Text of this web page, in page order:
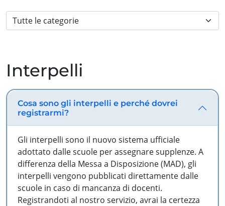
Interpelli
Cosa sono gli interpelli e perché dovrei
registrarmi?
Gli interpelli sono il nuovo sistema ufficiale
adottato dalle scuole per assegnare supplenze. A
differenza della Messa a Disposizione (MAD), gli
interpelli vengono pubblicati direttamente dalle
scuole in caso di mancanza di docenti.
Registrandoti al nostro servizio, avrai la certezza